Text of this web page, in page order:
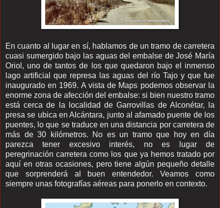
En cuanto al lugar en sí, hablamos de un tramo de carretera
cuasi sumergido bajo las aguas del embalse de José María
Oriol, uno de tantos de los que quedaron bajo el inmenso
lago artificial que represa las aguas del río Tajo y que fue
inaugurado en 1969. A vista de Maps podemos observar la
enorme zona de afección del embalse: si bien nuestro tramo
está cerca de la localidad de Garrovillas de Alconétar, la
presa se ubica en Alcántara, junto al afamado puente de los
puentes, lo que se traduce en una distancia por carretera de
más de 30 kilómetros. No es un tramo que hoy en día
parezca tener excesivo interés, no es lugar de
peregrinación carretera como los que ya hemos tratado por
aquí en otras ocasiones, pero tiene algún pequeño detalle
que sorprenderá al buen entendedor. Veamos como
siempre unas fotografías aéreas para ponerlo en contexto.